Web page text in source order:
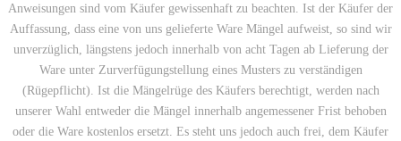
Anweisungen sind vom Käufer gewissenhaft zu beachten. Ist der Käufer der
Auffassung, dass eine von uns gelieferte Ware Mängel aufweist, so sind wir
unverzüglich, längstens jedoch innerhalb von acht Tagen ab Lieferung der
Ware unter Zurverfügungstellung eines Musters zu verständigen
(Rügepflicht). Ist die Mängelrüge des Käufers berechtigt, werden nach
unserer Wahl entweder die Mängel innerhalb angemessener Frist behoben
oder die Ware kostenlos ersetzt. Es steht uns jedoch auch frei, dem Käufer